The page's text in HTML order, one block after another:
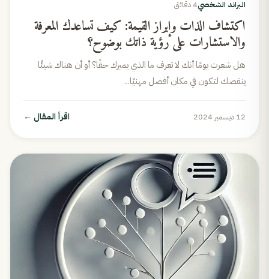
البراند الشخصي4 دقائق
اكتشاف الذات وإبراز القيمة: كيف تساعدك المعرفة
والاستشارات على رؤية ذاتك بوضوح؟
هل شعرت يومًا أنك لا تعرف ما الذي يميزك حقًا؟ أو أن هناك شيئًا
ينقصك لتكون في مكان أفضل مهنيًا...
12 ديسمبر 2024 اقرأ المقال ←